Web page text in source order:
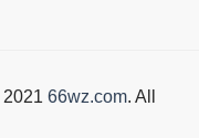
66wz.com. All